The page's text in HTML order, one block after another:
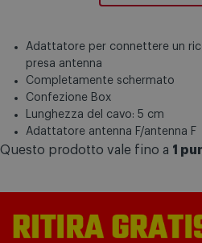
Adattatore per connettere un
presa antenna
Completamente schermato
Confezione Box
Lunghezza del cavo: 5 cm
Adattatore antenna F/antenna F
Questo prodotto vale fino a 1